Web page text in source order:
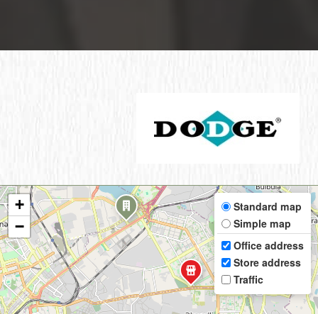
+
−
Standard map
Simple map
Office address
Store address
Traffic